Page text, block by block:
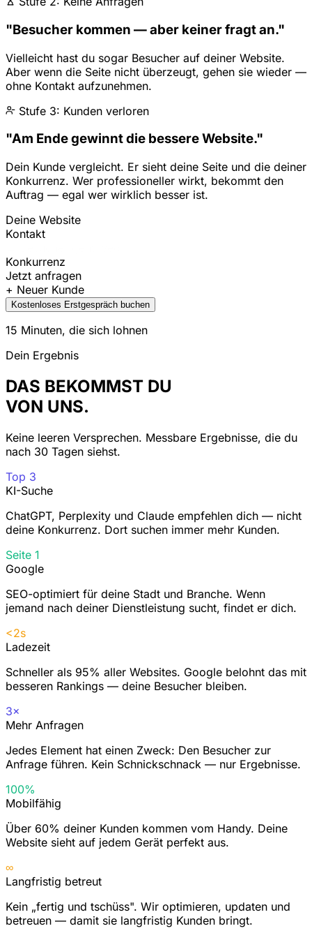
"Besucher kommen — aber keiner fragt an."
Vielleicht hast du sogar Besucher auf deiner Website.
Aber wenn die Seite nicht überzeugt, gehen sie wieder —
ohne Kontakt aufzunehmen.
Stufe 3: Kunden verloren
"Am Ende gewinnt die bessere Website."
Dein Kunde vergleicht. Er sieht deine Seite und die deiner
Konkurrenz. Wer professioneller wirkt, bekommt den
Auftrag — egal wer wirklich besser ist.
Deine Website
Kontakt
Konkurrenz
Jetzt anfragen
+ Neuer Kunde
Kostenloses Erstgespräch buchen
15 Minuten, die sich lohnen
Dein Ergebnis
DAS BEKOMMST DU
VON UNS.
Keine leeren Versprechen. Messbare Ergebnisse, die du
nach 30 Tagen siehst.
Top 3
KI-Suche
ChatGPT, Perplexity und Claude empfehlen dich — nicht
deine Konkurrenz. Dort suchen immer mehr Kunden.
Seite 1
Google
SEO-optimiert für deine Stadt und Branche. Wenn
jemand nach deiner Dienstleistung sucht, findet er dich.
<2s
Ladezeit
Schneller als 95% aller Websites. Google belohnt das mit
besseren Rankings — deine Besucher bleiben.
3×
Mehr Anfragen
Jedes Element hat einen Zweck: Den Besucher zur
Anfrage führen. Kein Schnickschnack — nur Ergebnisse.
100%
Mobilfähig
Über 60% deiner Kunden kommen vom Handy. Deine
Website sieht auf jedem Gerät perfekt aus.
∞
Langfristig betreut
Kein „fertig und tschüss". Wir optimieren, updaten und
betreuen — damit sie langfristig Kunden bringt.